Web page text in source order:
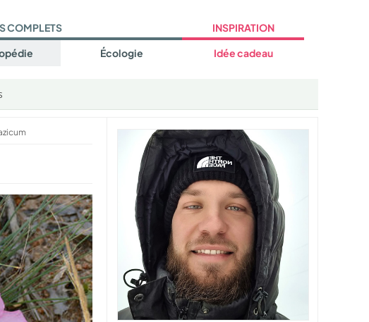
COMPLETS
Écologie
INSPIRATION
Idée cadeau